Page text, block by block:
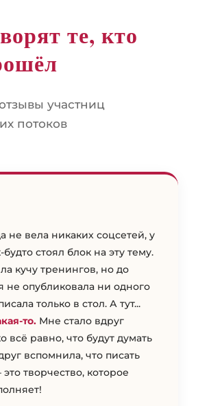
те, кто
участниц
потоков
не вела никаких соцсетей, у
стоял блок на эту тему.
кучу тренингов, но до
не опубликовала ни одного
только в стол. А тут...
то.Мне стало вдруг
всё равно, что будут думать
вспомнила, что писать
творчество, которое